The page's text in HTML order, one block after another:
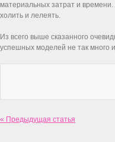
материальных затрат и
холить и лелеять.
Из всего выше сказанного
успешных моделей не так много
« Предыдущая статья